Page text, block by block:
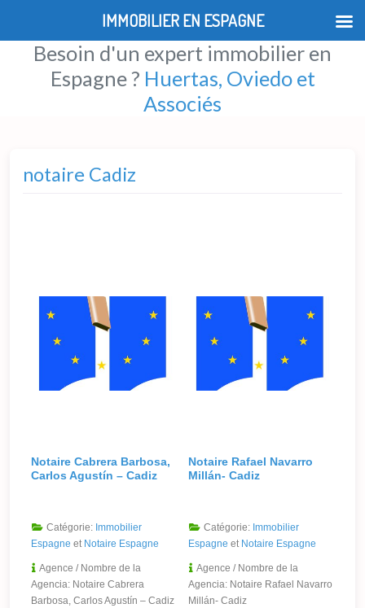
Besoin d'un expert immobilier en
Espagne ? Huertas, Oviedo et
Associés
notaire Cadiz
Notaire Cabrera Barbosa,
Carlos Agustín – Cadiz
Catégorie: Immobilier
Espagne et Notaire Espagne
Agence / Nombre de la
Agencia: Notaire Cabrera
Barbosa, Carlos Agustín – Cadiz
Notaire Rafael Navarro
Millán- Cadiz
Catégorie: Immobilier
Espagne et Notaire Espagne
Agence / Nombre de la
Agencia: Notaire Rafael Navarro
Millán- Cadiz
IMMOBILIER EN ESPAGNE